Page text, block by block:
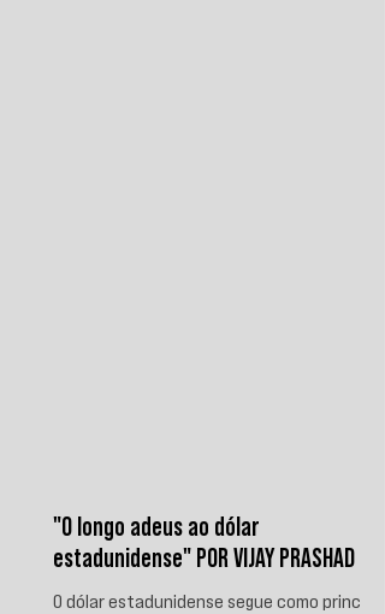
"O longo adeus ao dólar
estadunidense" POR VIJAY PRASHAD
O dólar estadunidense segue como principal